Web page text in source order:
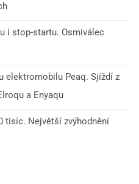
i stop-startu. Osmiválec
elektromobilu Peaq. Sjíždí z
a Enyaqu
tisíc. Největší zvýhodnění